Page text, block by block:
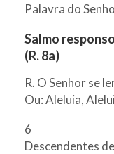
Palavra do
Salmo
(R. 8a)
R. O Senhor se
Ou: Aleluia,
6
Descendentes